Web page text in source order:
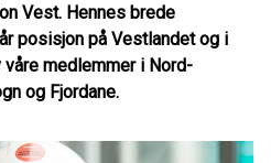
Vest. Hennes brede
posisjon på Vestlandet og i
medlemmer i Nord-
og Fjordane.